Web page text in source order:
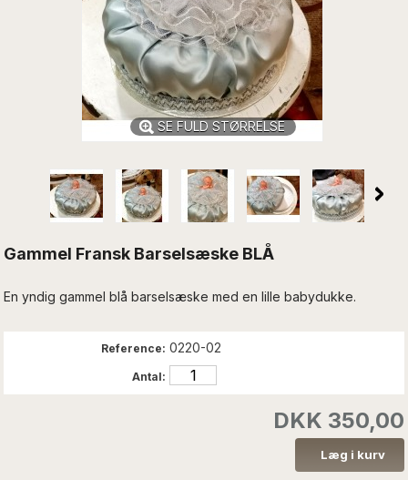
SE FULD STØRRELSE
Gammel Fransk Barselsæske BLÅ
En yndig gammel blå barselsæske med en lille babydukke.
Reference: 0220-02
Antal:
DKK 350,00